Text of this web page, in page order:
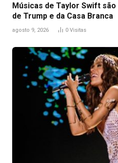
Músicas de Taylor Swift
de Trump e da Casa Branca
agosto 9, 2026 0 Visitas